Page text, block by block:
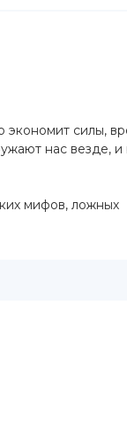
экономит силы,
нас везде, и
мифов, ложных